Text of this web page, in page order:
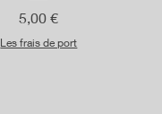
Prix
5,00 €
Les frais de port